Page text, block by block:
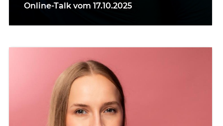
Online-Talk vom 17.10.2025